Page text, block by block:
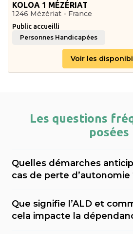
KOLOA 1 MÉZÉRIAT
1246 Mézériat - France
Public accueilli
Personnes Handicapées
Voir les
Les questions
posées
Quelles démarches
cas de perte d’autonomie
dépendance (via le GIR),
(allocation personnalisée
Que signifie l’ALD et
cela impacte la